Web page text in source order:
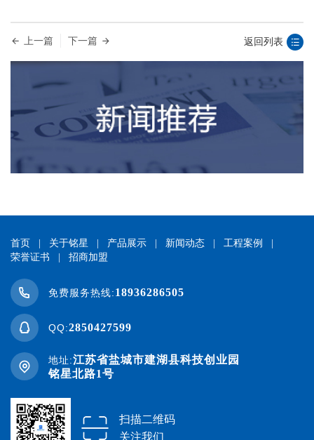
上一篇 下一篇 返回列表
首页 关于铭星 产品展示 新闻动态 工程案例
荣誉证书
招商加盟
免费服务热线:18936286505
QQ:2850427599
地址:江苏省盐城市建湖县科技创业园
铭星北路1号
扫描二维码
关注我们